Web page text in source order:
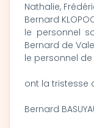
Nathalie,
Bernard
le personnel
Bernard de
le personnel de
ont la tristesse
Bernard